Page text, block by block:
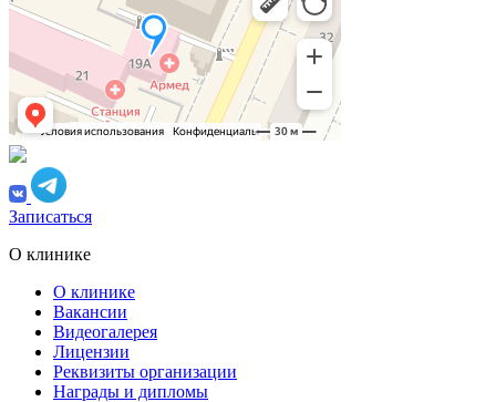
Записаться
О клинике
О клинике
Вакансии
Видеогалерея
Лицензии
Реквизиты организации
Награды и дипломы